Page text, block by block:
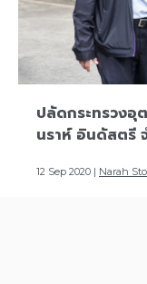
ปลัดกระทรวงอุ
นราห์ อินดัสตรี
12 Sep 2020 | Narah